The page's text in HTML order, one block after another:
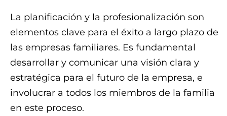
La planificación y la profesionalización son
elementos clave para el éxito a largo plazo de
las empresas familiares. Es fundamental
desarrollar y comunicar una visión clara y
estratégica para el futuro de la empresa, e
involucrar a todos los miembros de la familia
en este proceso.